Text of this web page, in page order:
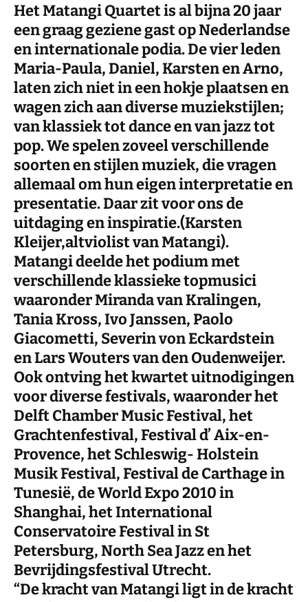
Het Matangi Quartet is al bijna 20 jaar
een graag geziene gast op Nederlandse
en internationale podia. De vier leden
Maria-Paula, Daniel, Karsten en Arno,
laten zich niet in een hokje plaatsen en
wagen zich aan diverse muziekstijlen;
van klassiek tot dance en van jazz tot
pop. We spelen zoveel verschillende
soorten en stijlen muziek, die vragen
allemaal om hun eigen interpretatie en
presentatie. Daar zit voor ons de
uitdaging en inspiratie.(Karsten
Kleijer,altviolist van Matangi).
Matangi deelde het podium met
verschillende klassieke topmusici
waaronder Miranda van Kralingen,
Tania Kross, Ivo Janssen, Paolo
Giacometti, Severin von Eckardstein
en Lars Wouters van den Oudenweijer.
Ook ontving het kwartet uitnodigingen
voor diverse festivals, waaronder het
Delft Chamber Music Festival, het
Grachtenfestival, Festival d’ Aix-en-
Provence, het Schleswig- Holstein
Musik Festival, Festival de Carthage in
Tunesië, de World Expo 2010 in
Shanghai, het International
Conservatoire Festival in St
Petersburg, North Sea Jazz en het
Bevrijdingsfestival Utrecht.
“De kracht van Matangi ligt in de kracht